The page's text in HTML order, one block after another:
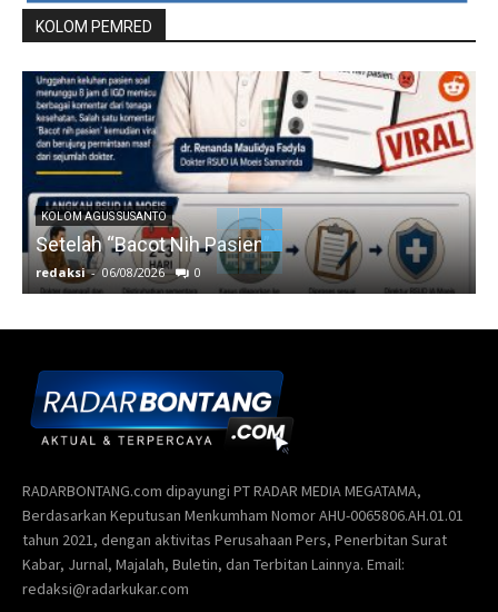
KOLOM PEMRED
KOLOM AGUS SUSANTO
Setelah “Bacot Nih Pasien”
redaksi - 06/08/2026 0
RADARBONTANG.com dipayungi PT RADAR MEDIA MEGATAMA,
Berdasarkan Keputusan Menkumham Nomor AHU-0065806.AH.01.01
tahun 2021, dengan aktivitas Perusahaan Pers, Penerbitan Surat
Kabar, Jurnal, Majalah, Buletin, dan Terbitan Lainnya. Email:
redaksi@radarkukar.com